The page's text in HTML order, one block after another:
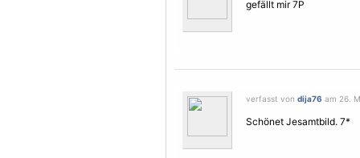
gefällt mir 7P
verfasst von dija76 am 26.
Schönet Jesamtbild. 7*